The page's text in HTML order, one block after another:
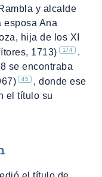
y alcalde
esposa Ana
hija de los XI
1713)
174
.
se encontraba
45
, donde ese
el título su